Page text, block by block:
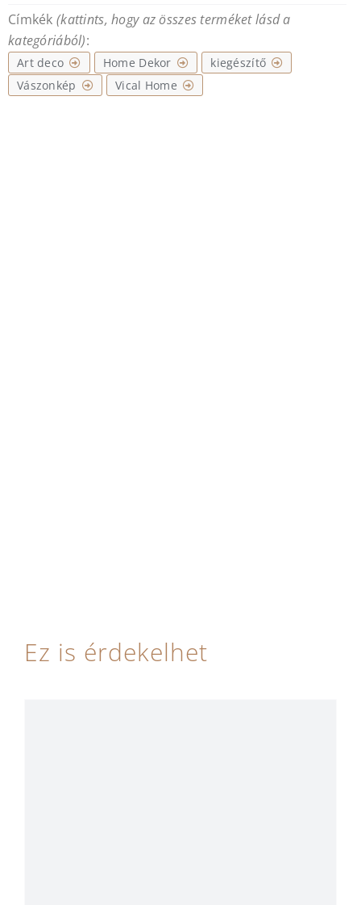
Címkék (kattints, hogy az összes terméket lásd a
kategóriából):
Art deco Home Dekor
kiegészítő
Vászonkép
Vical Home
Ez is érdekelhet